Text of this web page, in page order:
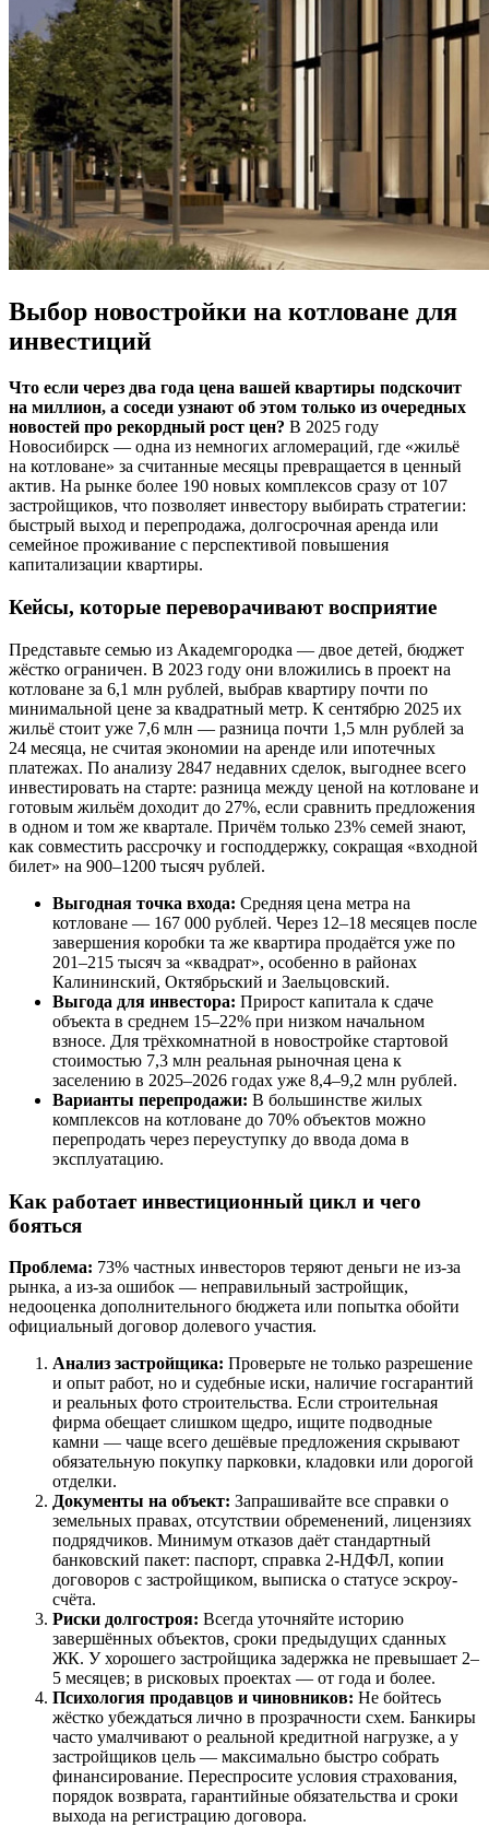
Выбор новостройки на котловане для
инвестиций
Что если через два года цена вашей квартиры подскочит
на миллион, а соседи узнают об этом только из очередных
новостей про рекордный рост цен? В 2025 году
Новосибирск — одна из немногих агломераций, где «жильё
на котловане» за считанные месяцы превращается в ценный
актив. На рынке более 190 новых комплексов сразу от 107
застройщиков, что позволяет инвестору выбирать стратегии:
быстрый выход и перепродажа, долгосрочная аренда или
семейное проживание с перспективой повышения
капитализации квартиры.
Кейсы, которые переворачивают восприятие
Представьте семью из Академгородка — двое детей, бюджет
жёстко ограничен. В 2023 году они вложились в проект на
котловане за 6,1 млн рублей, выбрав квартиру почти по
минимальной цене за квадратный метр. К сентябрю 2025 их
жильё стоит уже 7,6 млн — разница почти 1,5 млн рублей за
24 месяца, не считая экономии на аренде или ипотечных
платежах. По анализу 2847 недавних сделок, выгоднее всего
инвестировать на старте: разница между ценой на котловане и
готовым жильём доходит до 27%, если сравнить предложения
в одном и том же квартале. Причём только 23% семей знают,
как совместить рассрочку и господдержку, сокращая «входной
билет» на 900–1200 тысяч рублей.
Выгодная точка входа: Средняя цена метра на
котловане — 167 000 рублей. Через 12–18 месяцев после
завершения коробки та же квартира продаётся уже по
201–215 тысяч за «квадрат», особенно в районах
Калининский, Октябрьский и Заельцовский.
Выгода для инвестора: Прирост капитала к сдаче
объекта в среднем 15–22% при низком начальном
взносе. Для трёхкомнатной в новостройке стартовой
стоимостью 7,3 млн реальная рыночная цена к
заселению в 2025–2026 годах уже 8,4–9,2 млн рублей.
Варианты перепродажи: В большинстве жилых
комплексов на котловане до 70% объектов можно
перепродать через переуступку до ввода дома в
эксплуатацию.
Как работает инвестиционный цикл и чего
бояться
Проблема: 73% частных инвесторов теряют деньги не из-за
рынка, а из-за ошибок — неправильный застройщик,
недооценка дополнительного бюджета или попытка обойти
официальный договор долевого участия.
Анализ застройщика: Проверьте не только разрешение
и опыт работ, но и судебные иски, наличие госгарантий
и реальных фото строительства. Если строительная
фирма обещает слишком щедро, ищите подводные
камни — чаще всего дешёвые предложения скрывают
обязательную покупку парковки, кладовки или дорогой
отделки.
Документы на объект: Запрашивайте все справки о
земельных правах, отсутствии обременений, лицензиях
подрядчиков. Минимум отказов даёт стандартный
банковский пакет: паспорт, справка 2-НДФЛ, копии
договоров с застройщиком, выписка о статусе эскроу-
счёта.
Риски долгостроя: Всегда уточняйте историю
завершённых объектов, сроки предыдущих сданных
ЖК. У хорошего застройщика задержка не превышает 2–
5 месяцев; в рисковых проектах — от года и более.
Психология продавцов и чиновников: Не бойтесь
жёстко убеждаться лично в прозрачности схем. Банкиры
часто умалчивают о реальной кредитной нагрузке, а у
застройщиков цель — максимально быстро собрать
финансирование. Переспросите условия страхования,
порядок возврата, гарантийные обязательства и сроки
выхода на регистрацию договора.